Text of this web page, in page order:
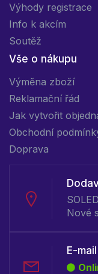
Výhody registrace
Info k akcím
Soutěž
Vše o nákupu
Výměna zboží
Reklamační řád
Jak vytvořit
Obchodní
Doprava
Nové
E-mail